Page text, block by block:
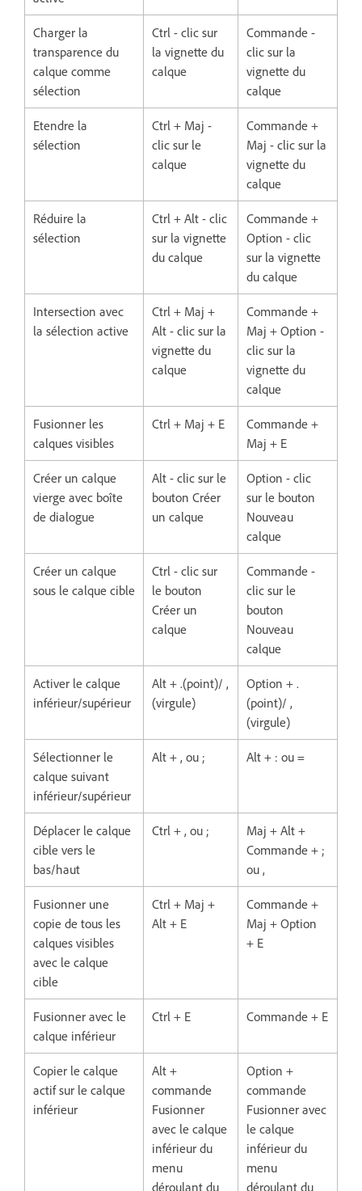
Charger la
transparence du
calque comme
sélection
Ctrl - clic sur
la vignette du
calque
Commande -
clic sur la
vignette du
calque
Etendre la
sélection
Ctrl + Maj -
clic sur le
calque
Commande +
Maj - clic sur la
vignette du
calque
Réduire la
sélection
Ctrl + Alt - clic
sur la vignette
du calque
Commande +
Option - clic
sur la vignette
du calque
Intersection avec
la sélection active
Ctrl + Maj +
Alt - clic sur la
vignette du
calque
Commande +
Maj + Option -
clic sur la
vignette du
calque
Fusionner les
calques visibles
Ctrl + Maj + E
Commande +
Maj + E
Créer un calque
vierge avec boîte
de dialogue
Alt - clic sur le
bouton Créer
un calque
Option - clic
sur le bouton
Nouveau
calque
Créer un calque
sous le calque cible
Ctrl - clic sur
le bouton
Créer un
calque
Commande -
clic sur le
bouton
Nouveau
calque
Activer le calque
inférieur/supérieur
Alt + .(point)/ ,
(virgule)
Option + .
(point)/ ,
(virgule)
Sélectionner le
calque suivant
inférieur/supérieur
Alt + , ou ; Alt + : ou =
Déplacer le calque
cible vers le
bas/haut
Ctrl + , ou ;
Maj + Alt +
Commande + ;
ou ,
Fusionner une
copie de tous les
calques visibles
avec le calque
cible
Ctrl + Maj +
Alt + E
Commande +
Maj + Option
+ E
Fusionner avec le
calque inférieur
Ctrl + E Commande + E
Copier le calque
actif sur le calque
inférieur
Alt +
commande
Fusionner
avec le calque
inférieur du
menu
déroulant du
Option +
commande
Fusionner avec
le calque
inférieur du
menu
déroulant du